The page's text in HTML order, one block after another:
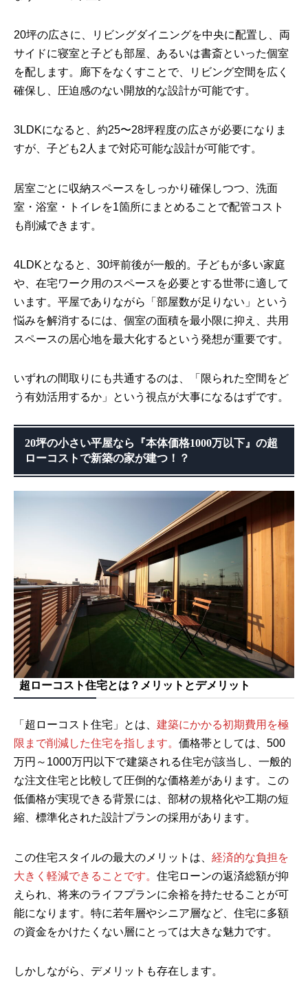
20坪の広さに、リビングダイニングを中央に配置し、両
サイドに寝室と子ども部屋、あるいは書斎といった個室
を配します。廊下をなくすことで、リビング空間を広く
確保し、圧迫感のない開放的な設計が可能です。
3LDKになると、約25〜28坪程度の広さが必要になりま
すが、子ども2人まで対応可能な設計が可能です。
居室ごとに収納スペースをしっかり確保しつつ、洗面
室・浴室・トイレを1箇所にまとめることで配管コスト
も削減できます。
4LDKとなると、30坪前後が一般的。子どもが多い家庭
や、在宅ワーク用のスペースを必要とする世帯に適して
います。平屋でありながら「部屋数が足りない」という
悩みを解消するには、個室の面積を最小限に抑え、共用
スペースの居心地を最大化するという発想が重要です。
いずれの間取りにも共通するのは、「限られた空間をど
う有効活用するか」という視点が大事になるはずです。
20坪の小さい平屋なら『本体価格1000万以下』の超
ローコストで新築の家が建つ！？
超ローコスト住宅とは？メリットとデメリット
「超ローコスト住宅」とは、 建築にかかる初期費用を極
限まで削減した住宅を指します。 価格帯としては、500
万円～1000万円以下で建築される住宅が該当し、一般的
な注文住宅と比較して圧倒的な価格差があります。この
低価格が実現できる背景には、部材の規格化や工期の短
縮、標準化された設計プランの採用があります。
この住宅スタイルの最大のメリットは、 経済的な負担を
大きく軽減できることです。 住宅ローンの返済総額が抑
えられ、将来のライフプランに余裕を持たせることが可
能になります。特に若年層やシニア層など、住宅に多額
の資金をかけたくない層にとっては大きな魅力です。
しかしながら、デメリットも存在します。